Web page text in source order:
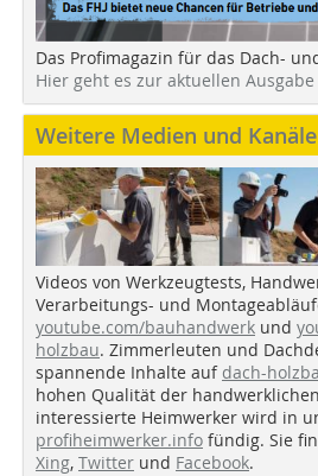
Das Profimagazin für das Dach-
Hier geht es zur aktuellen
Weitere Medien und Kanäle
Videos von Werkzeugtests,
Verarbeitungs- und
youtube.com/bauhandwerk und
holzbau. Zimmerleuten und
spannende Inhalte auf dach-
hohen Qualität der
interessierte Heimwerker wird in
profiheimwerker.info fündig. Sie
Xing, Twitter und Facebook.